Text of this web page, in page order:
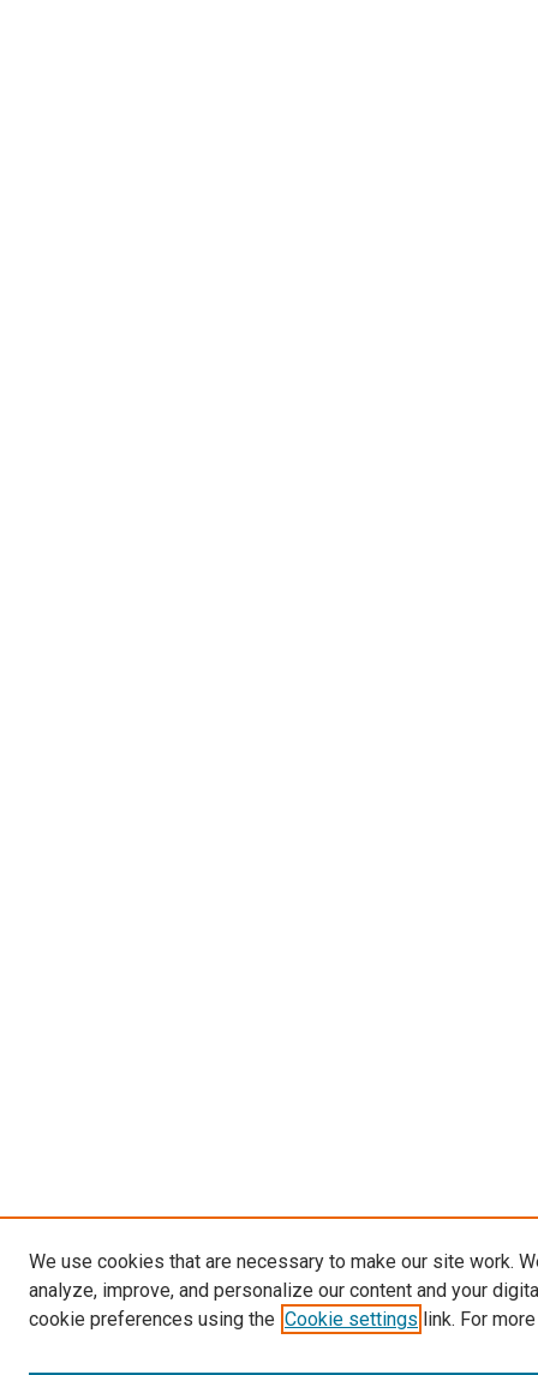
We use cookies that are necessary to make our site work.
analyze, improve, and personalize our content and your
cookie preferences using the Cookie settings link. For